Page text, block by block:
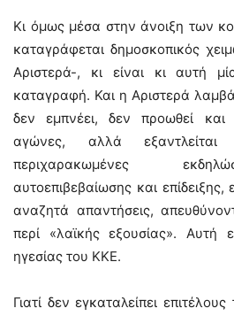
Κι όμως μέσα στην άνοιξη των
καταγράφεται δημοσκοπικός
Αριστερά-, κι είναι κι αυτή
καταγραφή. Και η Αριστερά
δεν εμπνέει, δεν προωθεί και
αγώνες, αλλά
περιχαρακωμένες
αυτοεπιβεβαίωσης και
αναζητά απαντήσεις,
περί «λαϊκής εξουσίας». Αυτή
ηγεσίας του ΚΚΕ.
Γιατί δεν εγκαταλείπει